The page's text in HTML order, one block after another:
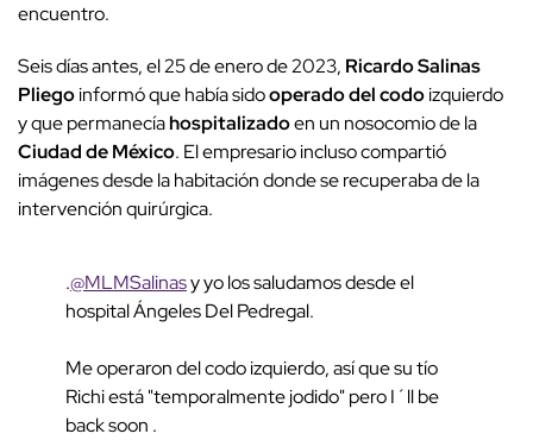
encuentro.
Seis días antes, el 25 de enero de 2023, Ricardo Salinas
Pliegoinformó que había sidooperado del codoizquierdo
y que permanecíahospitalizadoen un nosocomio de la
Ciudad de México. El empresario incluso compartió
imágenes desde la habitación donde se recuperaba de la
intervención quirúrgica.
.@MLMSalinasy yo los saludamos desde el
hospital Ángeles Del Pedregal.
Me operaron del codo izquierdo, así que su tío
Richi está "temporalmente jodido" pero I´ll be
back soon .